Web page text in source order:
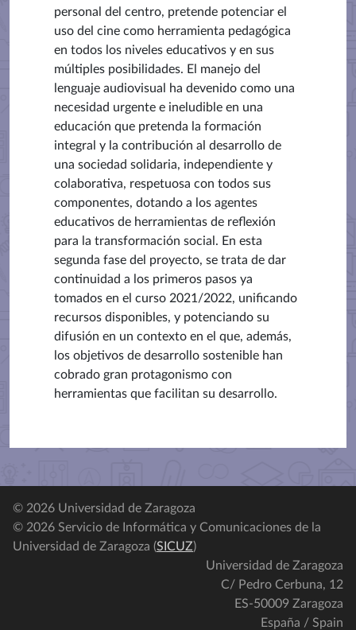
personal del centro, pretende potenciar el
uso del cine como herramienta pedagógica
en todos los niveles educativos y en sus
múltiples posibilidades. El manejo del
lenguaje audiovisual ha devenido como una
necesidad urgente e ineludible en una
educación que pretenda la formación
integral y la contribución al desarrollo de
una sociedad solidaria, independiente y
colaborativa, respetuosa con todos sus
componentes, dotando a los agentes
educativos de herramientas de reflexión
para la transformación social. En esta
segunda fase del proyecto, se trata de dar
continuidad a los primeros pasos ya
tomados en el curso 2021/2022, unificando
recursos disponibles, y potenciando su
difusión en un contexto en el que, además,
los objetivos de desarrollo sostenible han
cobrado gran protagonismo con
herramientas que facilitan su desarrollo.
© 2026 Universidad de Zaragoza
© 2026 Servicio de Informática y Comunicaciones de la
Universidad de Zaragoza (SICUZ)
Universidad de Zaragoza
C/ Pedro Cerbuna, 12
ES-50009 Zaragoza
España / Spain